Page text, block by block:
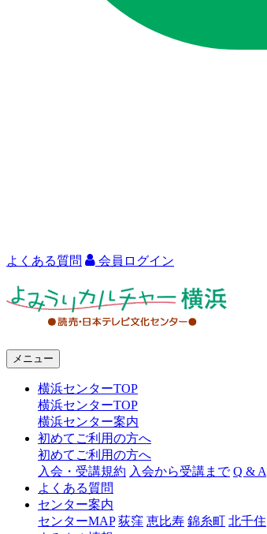
よくある質問 会員ログイン
ャ
横
メニュー
横浜センターTOP
横浜センターTOP
横浜センター案内
初めてご利用の方へ
初めてご利用の方へ
入会・受講規約 入会から受講まで Q & A
よくある質問
センター案内
センターMAP 荻窪 恵比寿 錦糸町 北千住